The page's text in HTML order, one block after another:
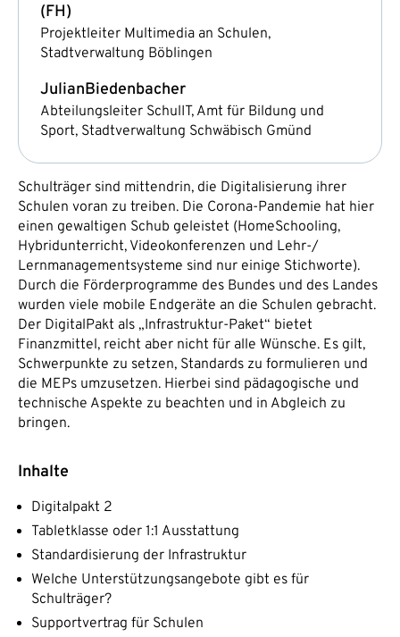
(FH)
Projektleiter Multimedia an Schulen,
Stadtverwaltung Böblingen
JulianBiedenbacher
Abteilungsleiter SchulIT, Amt für Bildung und
Sport, Stadtverwaltung Schwäbisch Gmünd
Schulträger sind mittendrin, die Digitalisierung ihrer
Schulen voran zu treiben. Die Corona-Pandemie hat hier
einen gewaltigen Schub geleistet (HomeSchooling,
Hybridunterricht, Videokonferenzen und Lehr-/
Lernmanagementsysteme sind nur einige Stichworte).
Durch die Förderprogramme des Bundes und des Landes
wurden viele mobile Endgeräte an die Schulen gebracht.
Der DigitalPakt als „Infrastruktur-Paket“ bietet
Finanzmittel, reicht aber nicht für alle Wünsche. Es gilt,
Schwerpunkte zu setzen, Standards zu formulieren und
die MEPs umzusetzen. Hierbei sind pädagogische und
technische Aspekte zu beachten und in Abgleich zu
bringen.
Inhalte
Digitalpakt 2
Tabletklasse oder 1:1 Ausstattung
Standardisierung der Infrastruktur
Welche Unterstützungsangebote gibt es für
Schulträger?
Supportvertrag für Schulen